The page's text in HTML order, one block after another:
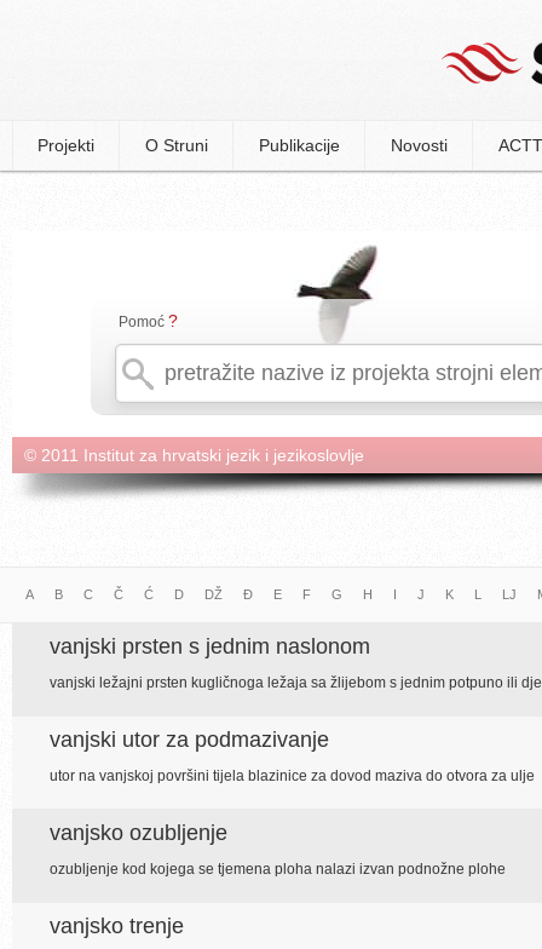
Projekti O Struni Publikacije Novosti
Pomoć ?
© 2011 Institut za hrvatski jezik i jezikoslovlje
A B C Č Ć D DŽ Đ E F G H I J K L LJ
vanjski prsten s jednim naslonom
vanjski ležajni prsten kugličnoga ležaja sa žlijebom s jednim potpuno ili
vanjski utor za podmazivanje
utor na vanjskoj površini tijela blazinice za dovod maziva do otvora za ulje
vanjsko ozubljenje
ozubljenje kod kojega se tjemena ploha nalazi izvan podnožne plohe
vanjsko trenje